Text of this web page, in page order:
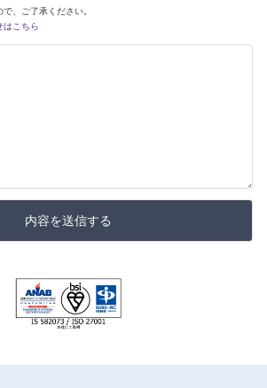
、ご了承ください。
はこちら
内容を送信する